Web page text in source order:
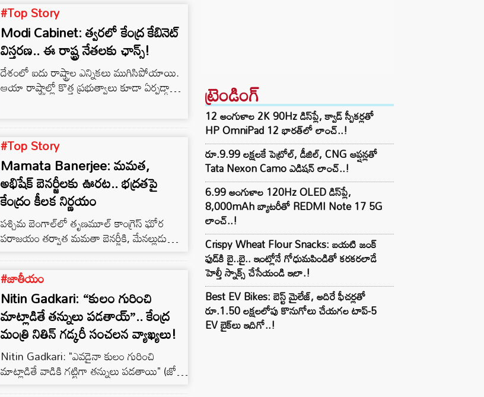
#Top Story
Modi Cabinet: త్వరలో కేంద్ర కేబినెట్
విస్తరణ.. ఈ రాష్ట్ర నేతలకు ఛాన్స్!
దేశంలో ఐదు రాష్ట్రాల ఎన్నికలు ముగిసిపోయాయి.
ఆయా రాష్ట్రాల్లో కొత్త ప్రభుత్వాలు కూడా ఏర్పడ్డాయి.
ఇప్పుడు కేంద్రం వంతు వచ్చింది. మిషన్ 2029కి
మార్పులు చేయాలని భావిస్తున్నట్లుగా సమాచారం.
#Top Story
Mamata Banerjee: మమత,
అభిషేక్ బెనర్జీలకు ఊరట.. భద్రతపై
కేంద్రం కీలక నిర్ణయం
పశ్చిమ బెంగాల్‌లో తృణమూల్ కాంగ్రెస్ ఘోర
పరాజయం తర్వాత మమతా బెనర్జీకి, మేనల్లుడు
అభిషేక్ బెనర్జీలకు జెడ్ ప్లస్ భద్రత తొలగించవచ్చని
వార్తలు హల్‌చల్ చేశాయి. బుధవారం ఉదయం
ఇద్దరి ఇళ్ల దగ్గర ఉన్న భద్రతను, బారికేడ్లను
తొలగించారు.
#జాతీయం
Nitin Gadkari: “కులం గురించి
మాట్లాడితే తన్నులు పడతాయ్”.. కేంద్ర
మంత్రి నితిన్ గడ్కరీ సంచలన వ్యాఖ్యలు!
Nitin Gadkari: "ఎవడైనా కులం గురించి
మాట్లాడితే వాడికి గట్టిగా తన్నులు పడతాయి" (జో
కరేగా జాత్ కీ బాత్, ఉస్కో మారుంగా కస్ కే లాత్)
ట్రెండింగ్‌
12 అంగుళాల 2K 90Hz డిస్‌ప్లే, క్వాడ్ స్పీకర్లతో
HP OmniPad 12 భారత్‌లో లాంచ్..!
రూ.9.99 లక్షలకే పెట్రోల్, డీజిల్, CNG ఆప్షన్లతో
Tata Nexon Camo ఎడిషన్ లాంచ్..!
6.99 అంగుళాల 120Hz OLED డిస్‌ప్లే,
8,000mAh బ్యాటరీతో REDMI Note 17 5G
లాంచ్..!
Crispy Wheat Flour Snacks: బయటి జంక్
ఫుడ్‌కి బై..బై.. ఇంట్లోనే గోధుమపిండితో కరకరలాడే
హెల్తీ స్నాక్స్ చేసేయండి ఇలా.!
Best EV Bikes: బెస్ట్ మైలేజ్, అదిరే ఫీచర్లతో
రూ.1.50 లక్షలలోపు కొనుగోలు చేయగల టాప్-5
EV బైక్‌లు ఇదిగో..!